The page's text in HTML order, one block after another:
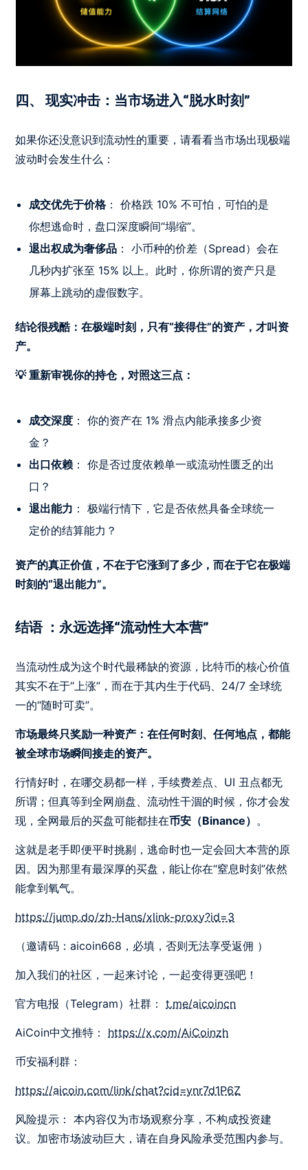
四、 现实冲击：当市场进入“脱水时刻”
如果你还没意识到流动性的重要，请看看当市场出现极端
波动时会发生什么：
成交优先于价格： 价格跌 10% 不可怕，可怕的是
你想逃命时，盘口深度瞬间“塌缩”。
退出权成为奢侈品 ： 小币种的价差（Spread）会在
几秒内扩张至 15% 以上。此时，你所谓的资产只是
屏幕上跳动的虚假数字。
结论很残酷：在极端时刻，只有“接得住”的资产，才叫资
产。
💡 重新审视你的持仓，对照这三点：
成交深度 ： 你的资产在 1% 滑点内能承接多少资
金？
出口依赖 ： 你是否过度依赖单一或流动性匮乏的出
口？
退出能力 ： 极端行情下，它是否依然具备全球统一
定价的结算能力？
资产的真正价值，不在于它涨到了多少，而在于它在极端
时刻的“退出能力”。
结语 ：永远选择“流动性大本营”
当流动性成为这个时代最稀缺的资源，比特币的核心价值
其实不在于“上涨”，而在于其内生于代码、24/7 全球统
一的“随时可卖”。
市场最终只奖励一种资产：在任何时刻、任何地点，都能
被全球市场瞬间接走的资产。
行情好时，在哪交易都一样，手续费差点、UI 丑点都无
所谓；但真等到全网崩盘、流动性干涸的时候，你才会发
现，全网最后的买盘可能都挂在币安（Binance） 。
这就是老手即便平时挑剔，逃命时也一定会回大本营的原
因。因为那里有最深厚的买盘，能让你在“窒息时刻”依然
能拿到氧气。
https://jump.do/zh-Hans/xlink-proxy?id=3
（邀请码：aicoin668，必填，否则无法享受返佣 ）
加入我们的社区，一起来讨论，一起变得更强吧！
官方电报（Telegram）社群：t.me/aicoincn
AiCoin中文推特： https://x.com/AiCoinzh
币安福利群：
https://aicoin.com/link/chat?cid=ynr7d1P6Z
风险提示： 本内容仅为市场观察分享，不构成投资建
议。加密市场波动巨大，请在自身风险承受范围内参与。